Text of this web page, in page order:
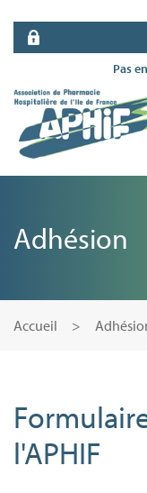
Pas
Adhésion
Accueil
l'APHIF